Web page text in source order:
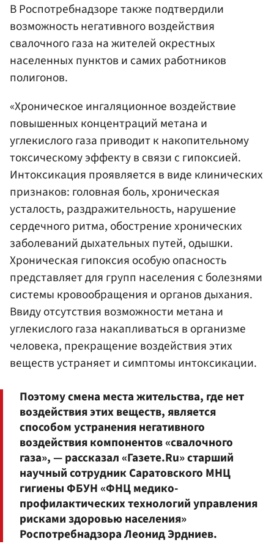
В Роспотребнадзоре также подтвердили
возможность негативного воздействия
свалочного газа на жителей окрестных
населенных пунктов и самих работников
полигонов.
«Хроническое ингаляционное воздействие
повышенных концентраций метана и
углекислого газа приводит к накопительному
токсическому эффекту в связи с гипоксией.
Интоксикация проявляется в виде клинических
признаков: головная боль, хроническая
усталость, раздражительность, нарушение
сердечного ритма, обострение хронических
заболеваний дыхательных путей, одышки.
Хроническая гипоксия особую опасность
представляет для групп населения с болезнями
системы кровообращения и органов дыхания.
Ввиду отсутствия возможности метана и
углекислого газа накапливаться в организме
человека, прекращение воздействия этих
веществ устраняет и симптомы интоксикации.
Поэтому смена места жительства, где нет
воздействия этих веществ, является
способом устранения негативного
воздействия компонентов «свалочного
газа», — рассказал «Газете.Ru» старший
научный сотрудник Саратовского МНЦ
гигиены ФБУН «ФНЦ медико-
профилактических технологий управления
рисками здоровью населения»
Роспотребнадзора Леонид Эрдниев.